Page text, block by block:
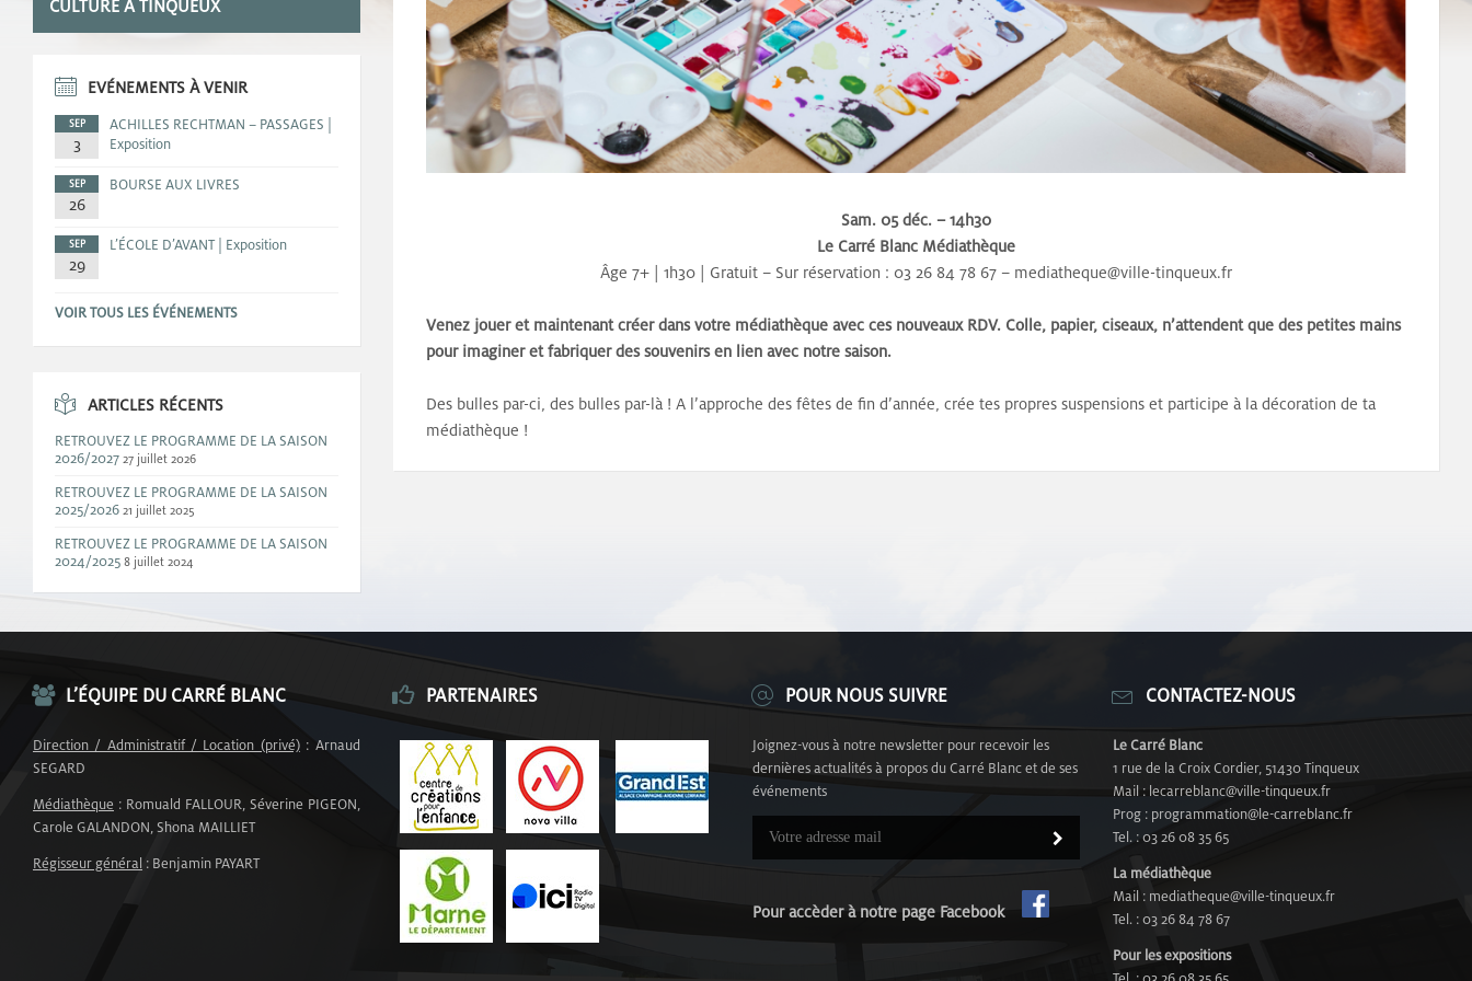
Sam. 05 déc. – 14h30
Le Carré Blanc Médiathèque
Âge 7+ | 1h30 | Gratuit – Sur réservation : 03 26 84 78 67 – mediatheque@ville-tinqueux.fr
Venez jouer et maintenant créer dans votre médiathèque avec ces nouveaux RDV. Colle, papier, ciseaux, n’attendent que des petites mains
pour imaginer et fabriquer des souvenirs en lien avec notre saison.
Des bulles par-ci, des bulles par-là ! A l’approche des fêtes de fin d’année, crée tes propres suspensions et participe à la décoration de ta
médiathèque !
CULTURE A TINQUEUX
EVÉNEMENTS À VENIR
SEP
3
ACHILLES RECHTMAN – PASSAGES |
Exposition
SEP
26
BOURSE AUX LIVRES
SEP
29
L’ÉCOLE D’AVANT | Exposition
VOIR TOUS LES ÉVÉNEMENTS
ARTICLES RÉCENTS
RETROUVEZ LE PROGRAMME DE LA SAISON
2026/2027 27 juillet 2026
RETROUVEZ LE PROGRAMME DE LA SAISON
2025/2026 21 juillet 2025
RETROUVEZ LE PROGRAMME DE LA SAISON
2024/2025 8 juillet 2024
L’ÉQUIPE DU CARRÉ BLANC
Direction / Administratif / Location (privé): Arnaud
SEGARD
Médiathèque : Romuald FALLOUR, Séverine PIGEON,
Carole GALANDON, Shona MAILLIET
Régisseur général : Benjamin PAYART
PARTENAIRES POUR NOUS SUIVRE
Joignez-vous à notre newsletter pour recevoir les
dernières actualités à propos du Carré Blanc et de ses
événements
Pour accèder à notre page Facebook
CONTACTEZ-NOUS
Le Carré Blanc
1 rue de la Croix Cordier, 51430 Tinqueux
Mail : lecarreblanc@ville-tinqueux.fr
Prog : programmation@le-carreblanc.fr
Tel. : 03 26 08 35 65
La médiathèque
Mail : mediatheque@ville-tinqueux.fr
Tel. : 03 26 84 78 67
Pour les expositions